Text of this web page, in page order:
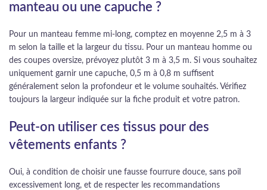
manteau ou une capuche ?
Pour un manteau femme mi-long, comptez en moyenne 2,5 m à 3
m selon la taille et la largeur du tissu. Pour un manteau homme ou
des coupes oversize, prévoyez plutôt 3 m à 3,5 m. Si vous souhaitez
uniquement garnir une capuche, 0,5 m à 0,8 m suffisent
généralement selon la profondeur et le volume souhaités. Vérifiez
toujours la largeur indiquée sur la fiche produit et votre patron.
Peut-on utiliser ces tissus pour des
vêtements enfants ?
Oui, à condition de choisir une fausse fourrure douce, sans poil
excessivement long, et de respecter les recommandations